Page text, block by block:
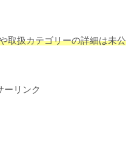
取扱カテゴリーの詳細は未公
ーリンク